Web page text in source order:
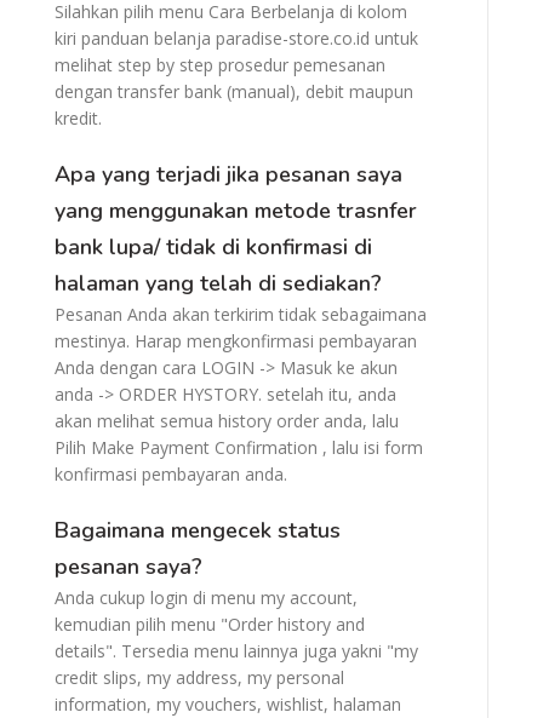
Silahkan pilih menu Cara Berbelanja di kolom
kiri panduan belanja paradise-store.co.id untuk
melihat step by step prosedur pemesanan
dengan transfer bank (manual), debit maupun
kredit.
Apa yang terjadi jika pesanan saya
yang menggunakan metode trasnfer
bank lupa/ tidak di konfirmasi di
halaman yang telah di sediakan?
Pesanan Anda akan terkirim tidak sebagaimana
mestinya. Harap mengkonfirmasi pembayaran
Anda dengan cara LOGIN -> Masuk ke akun
anda -> ORDER HYSTORY. setelah itu, anda
akan melihat semua history order anda, lalu
Pilih Make Payment Confirmation , lalu isi form
konfirmasi pembayaran anda.
Bagaimana mengecek status
pesanan saya?
Anda cukup login di menu my account,
kemudian pilih menu "Order history and
details". Tersedia menu lainnya juga yakni "my
credit slips, my address, my personal
information, my vouchers, wishlist, halaman